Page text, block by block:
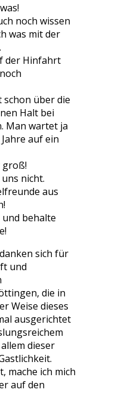
noch wissen
was mit der
der Hinfahrt
schon über die
Halt bei
Man wartet ja
auf ein
groß!
nicht.
aus
und behalte
sich für
und
die in
Weise dieses
ausgerichtet
dieser
mache ich mich
auf den